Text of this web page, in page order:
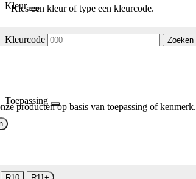
Kleur
Kies een kleur of type een kleurcode.
Kleurcode Zoeken
Toepassing
producten op basis van toepassing of kenmerk.